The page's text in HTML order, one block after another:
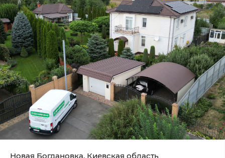
Новая Богдановка, Киевская область